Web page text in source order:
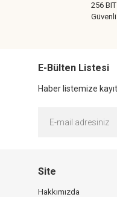
256
E-Bülten Listesi
Haber listemize
Site
Hakkımızda